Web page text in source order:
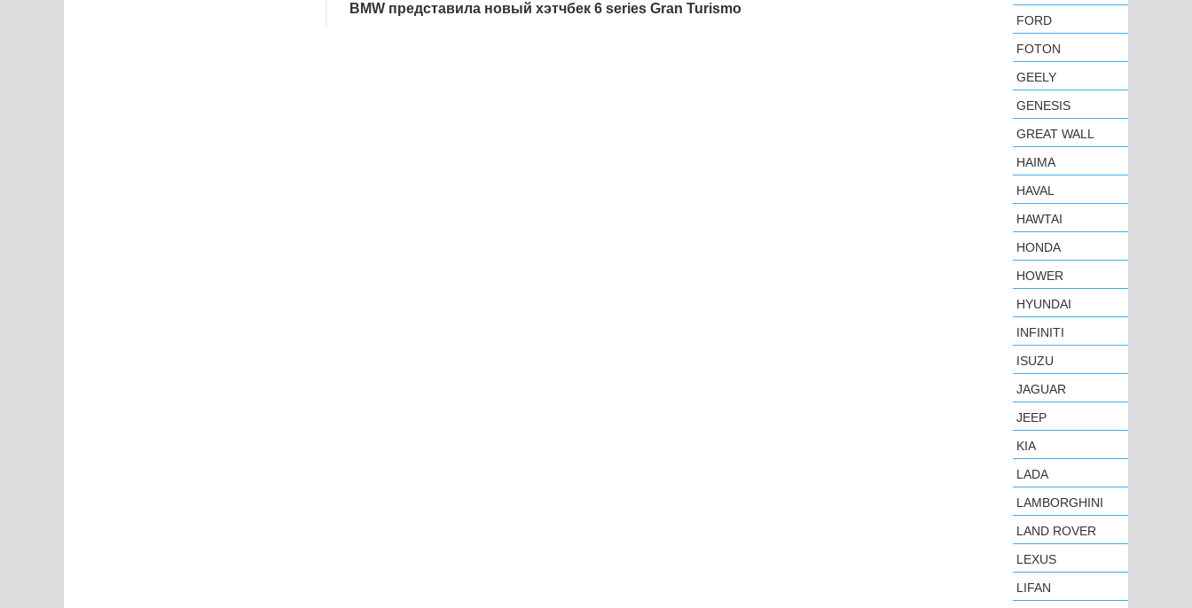
BMW представила новый хэтчбек 6 series Gran Turismo
FORD
FOTON
GEELY
GENESIS
GREAT WALL
HAIMA
HAVAL
HAWTAI
HONDA
HOWER
HYUNDAI
INFINITI
ISUZU
JAGUAR
JEEP
KIA
LADA
LAMBORGHINI
LAND ROVER
LEXUS
LIFAN